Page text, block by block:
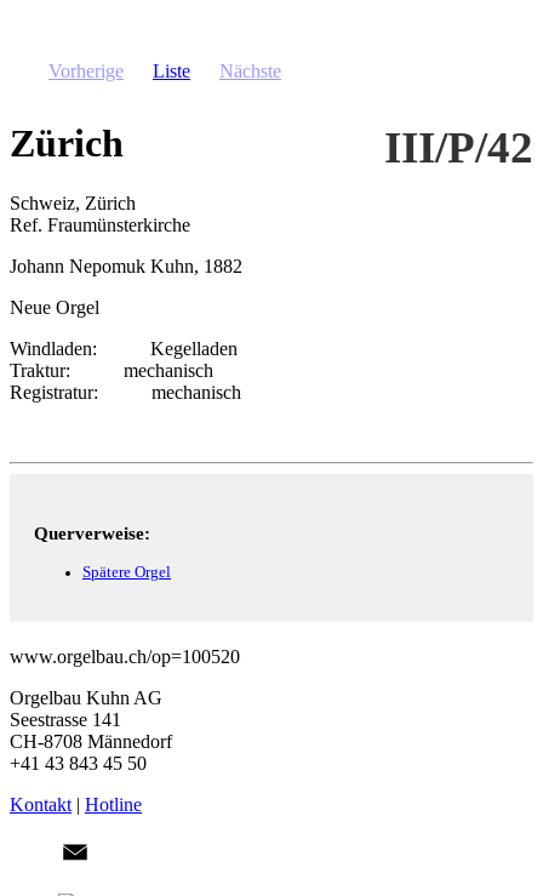
Vorherige Liste Nächste
Zürich III/P/42
Schweiz, Zürich
Ref. Fraumünsterkirche
Johann Nepomuk Kuhn, 1882
Neue Orgel
Windladen
Kegelladen
Traktur
mechanisch
Registratur
mechanisch
Querverweise:
Spätere Orgel
www.orgelbau.ch/op=100520
Orgelbau Kuhn AG
Seestrasse 141
CH-8708 Männedorf
+41 43 843 45 50
Kontakt | Hotline